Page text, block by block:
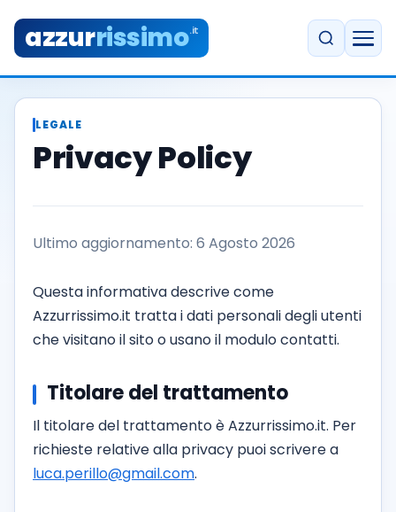
azzurrissimo.it
LEGALE
Privacy Policy
Ultimo aggiornamento: 6 Agosto 2026
Questa informativa descrive come
Azzurrissimo.it tratta i dati personali degli utenti
che visitano il sito o usano il modulo contatti.
Titolare del trattamento
Il titolare del trattamento è Azzurrissimo.it. Per
richieste relative alla privacy puoi scrivere a
luca.perillo@gmail.com.